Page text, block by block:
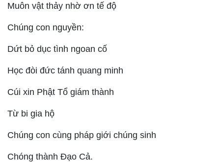
Muôn vật thảy nhờ ơn tế độ
Chúng con nguyền:
Dứt bỏ dục tình ngoan cố
Học đòi đức tánh quang minh
Cúi xin Phật Tổ giám thành
Từ bi gia hộ
Chúng con cùng pháp giới chúng sinh
Chóng thành Đạo Cả.